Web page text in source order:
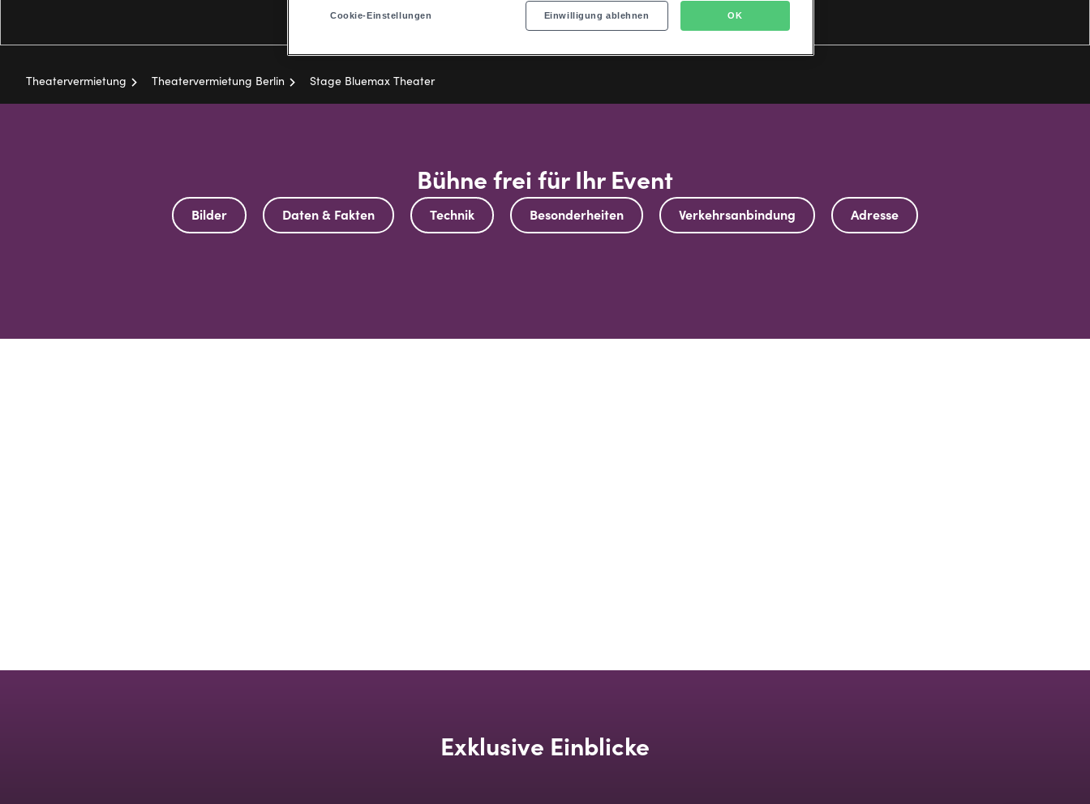
Pfadnavigation
Theatervermietung Theatervermietung Berlin Stage Bluemax Theater
Bühne frei für Ihr Event
Bilder Daten & Fakten Technik Besonderheiten Verkehrsanbindung Adresse
Exklusive Einblicke
Cookie-Einstellungen Einwilligung ablehnen OK